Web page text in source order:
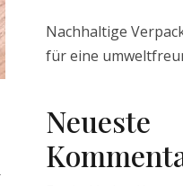
Nachhaltige
für eine
Neueste